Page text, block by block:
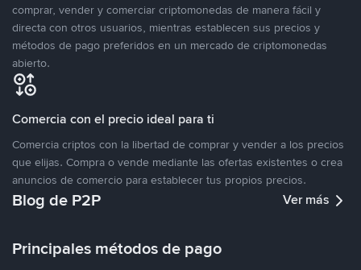
comprar, vender y comerciar criptomonedas de manera fácil y
directa con otros usuarios, mientras establecen sus precios y
métodos de pago preferidos en un mercado de criptomonedas
abierto.
Comercia con el precio ideal para ti
Comercia criptos con la libertad de comprar y vender a los precios
que elijas. Compra o vende mediante las ofertas existentes o crea
anuncios de comercio para establecer tus propios precios.
Blog de P2P Ver más
Principales métodos de pago